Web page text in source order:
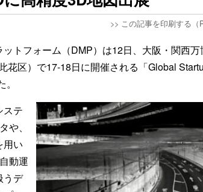
>> この記事を印刷する（
トフォーム（DMP）は12日、大阪・関西万
花区）で17-18日に開催される「Global
ステ
や、
用い
動運
うデ